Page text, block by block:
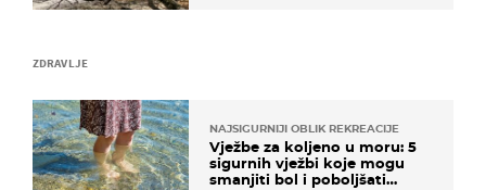
ZDRAVLJE
NAJSIGURNIJI OBLIK REKREACIJE
Vježbe za koljeno u moru: 5
sigurnih vježbi koje mogu
smanjiti bol i poboljšati